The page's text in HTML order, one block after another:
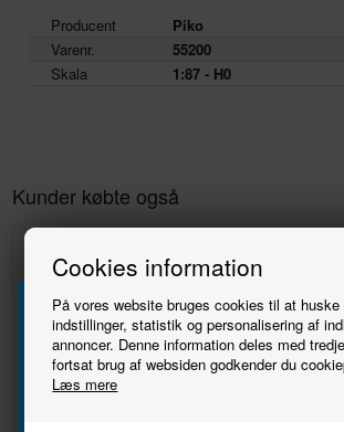
Cookies information
På vores website bruges cookies til at huske
indstillinger, statistik og personalisering af
annoncer. Denne information deles med
fortsat brug af websiden godkender du
Læs mere
Producent
Piko
Varenr.
55200
Skala
1:87 - H0
Kunder købte også
Tilmeld